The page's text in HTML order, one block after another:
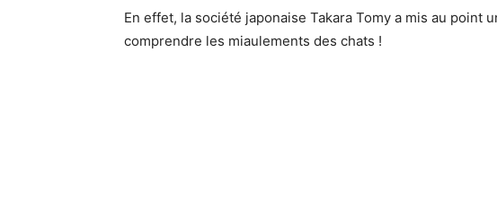
En effet, la société japonaise Takara Tomy a mis au point
comprendre les miaulements des chats !